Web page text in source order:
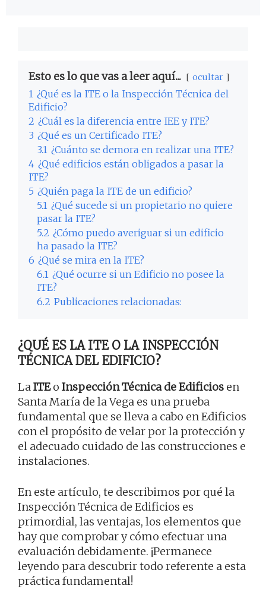
Esto es lo que vas a leer aquí... ocultar
1 ¿Qué es la ITE o la Inspección Técnica del
Edificio?
2 ¿Cuál es la diferencia entre IEE y ITE?
3 ¿Qué es un Certificado ITE?
3.1 ¿Cuánto se demora en realizar una ITE?
4 ¿Qué edificios están obligados a pasar la
ITE?
5 ¿Quién paga la ITE de un edificio?
5.1 ¿Qué sucede si un propietario no quiere
pasar la ITE?
5.2 ¿Cómo puedo averiguar si un edificio
ha pasado la ITE?
6 ¿Qué se mira en la ITE?
6.1 ¿Qué ocurre si un Edificio no posee la
ITE?
6.2 Publicaciones relacionadas:
¿QUÉ ES LA ITE O LA INSPECCIÓN
TÉCNICA DEL EDIFICIO?
LaITEo Inspección Técnica de Edificios en
Santa María de la Vega es una prueba
fundamental que se lleva a cabo en Edificios
con el propósito de velar por la protección y
el adecuado cuidado de las construcciones e
instalaciones.
En este artículo, te describimos por qué la
Inspección Técnica de Edificios es
primordial, las ventajas, los elementos que
hay que comprobar y cómo efectuar una
evaluación debidamente. ¡Permanece
leyendo para descubrir todo referente a esta
práctica fundamental!